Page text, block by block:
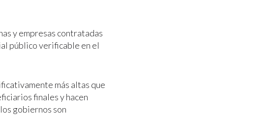
y empresas contratadas
público verificable en el
más altas que
finales y hacen
gobiernos son